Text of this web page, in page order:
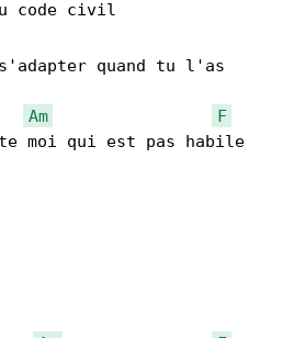
code civil
quand tu l'as
Am
F
moi qui est pas habile